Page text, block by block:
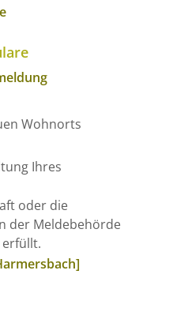
Wohnorts
Ihres
oder die
der Meldebehörde